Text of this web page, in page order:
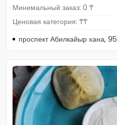
Минимальный заказ: 0 ₸
Ценовая категория: ₸₸
проспект Абилкайыр хана, 95